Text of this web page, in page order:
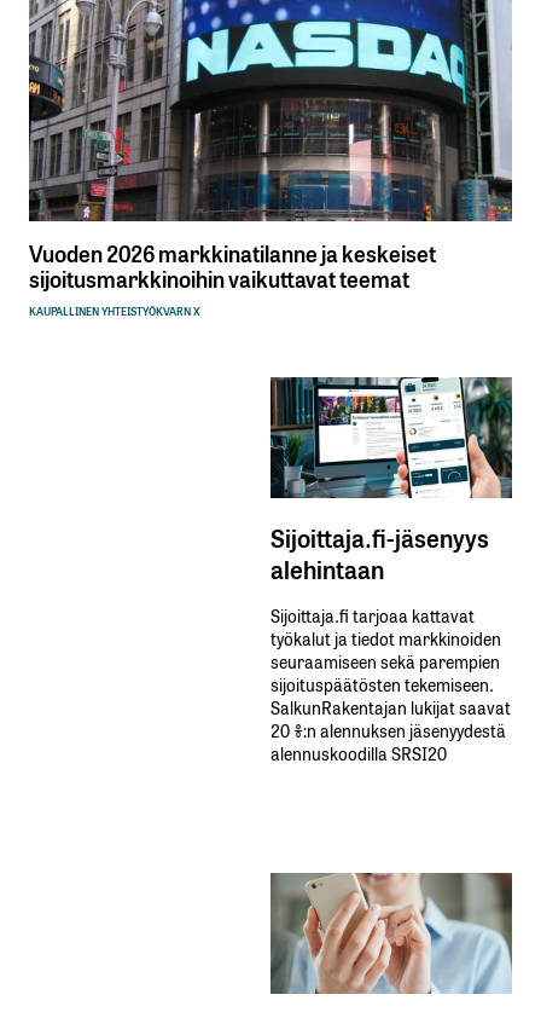
Vuoden 2026 markkinatilanne ja keskeiset
sijoitusmarkkinoihin vaikuttavat teemat
KAUPALLINEN YHTEISTYÖKVARN X
Sijoittaja.fi-jäsenyys
alehintaan
Sijoittaja.fi tarjoaa kattavat
työkalut ja tiedot markkinoiden
seuraamiseen sekä parempien
sijoituspäätösten tekemiseen.
SalkunRakentajan lukijat saavat
20 %:n alennuksen jäsenyydestä
alennuskoodilla SRSI20